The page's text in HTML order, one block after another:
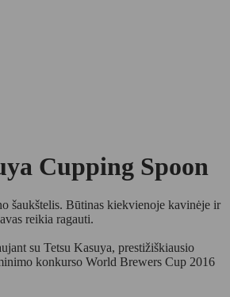
Cupping Spoon
šaukštelis. Būtinas kiekvienoje kavinėje ir
reikia ragauti.
su Tetsu Kasuya, prestižiškiausio
konkurso World Brewers Cup 2016